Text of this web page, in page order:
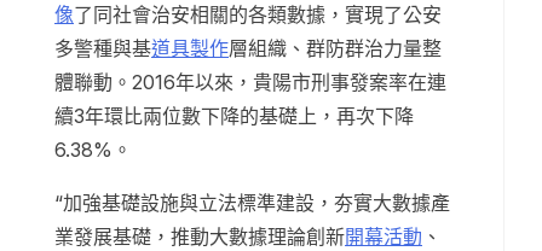
像了同社會治安相關的各類數據，實現了公安
多警種與基道具製作層組織、群防群治力量整
體聯動。2016年以來，貴陽市刑事發案率在連
續3年環比兩位數下降的基礎上，再次下降
6.38%。
“加強基礎設施與立法標準建設，夯實大數據產
業發展基礎，推動大數據理論創新開幕活動 、